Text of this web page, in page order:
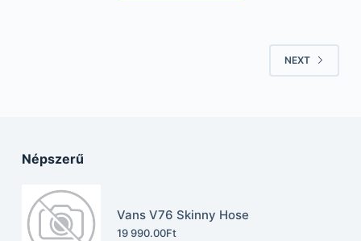
NEXT
Népszerű
Vans V76 Skinny Hose
19 990.00Ft